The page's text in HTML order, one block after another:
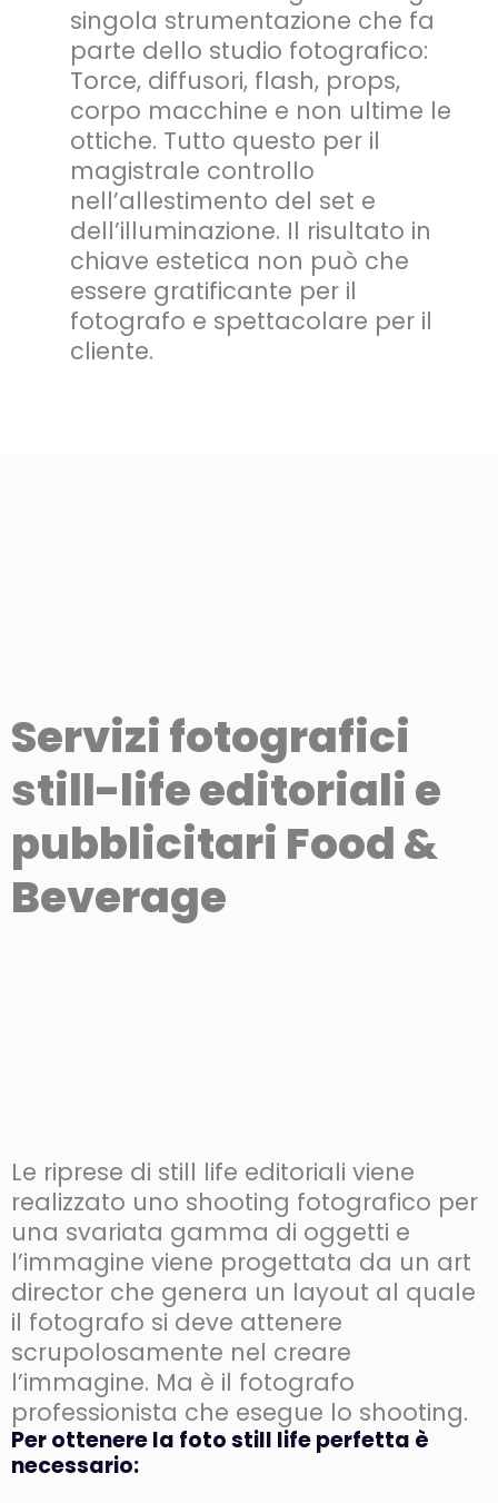
singola strumentazione che fa
parte dello studio fotografico:
Torce, diffusori, flash, props,
corpo macchine e non ultime le
ottiche. Tutto questo per il
magistrale controllo
nell’allestimento del set e
dell’illuminazione. Il risultato in
chiave estetica non può che
essere gratificante per il
fotografo e spettacolare per il
cliente.
Servizi fotografici
still-life editoriali e
pubblicitari Food &
Beverage
Le riprese di still life editoriali viene
realizzato uno shooting fotografico per
una svariata gamma di oggetti e
l’immagine viene progettata da un art
director che genera un layout al quale
il fotografo si deve attenere
scrupolosamente nel creare
l’immagine. Ma è il fotografo
professionista che esegue lo shooting.
Per ottenere la foto still life perfetta è
necessario: